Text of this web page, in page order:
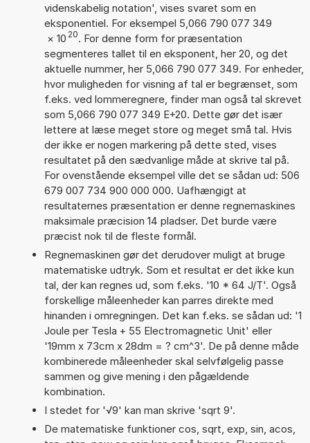
videnskabelig notation', vises svaret som en
eksponentiel. For eksempel 5,066 790 077 349
× 10 20. For denne form for præsentation
segmenteres tallet til en eksponent, her 20, og det
aktuelle nummer, her 5,066 790 077 349. For enheder,
hvor muligheden for visning af tal er begrænset, som
f.eks. ved lommeregnere, finder man også tal skrevet
som 5,066 790 077 349 E+20. Dette gør det især
lettere at læse meget store og meget små tal. Hvis
der ikke er nogen markering på dette sted, vises
resultatet på den sædvanlige måde at skrive tal på.
For ovenstående eksempel ville det se sådan ud: 506
679 007 734 900 000 000. Uafhængigt at
resultaternes præsentation er denne regnemaskines
maksimale præcision 14 pladser. Det burde være
præcist nok til de fleste formål.
Regnemaskinen gør det derudover muligt at bruge
matematiske udtryk. Som et resultat er det ikke kun
tal, der kan regnes ud, som f.eks. '10 * 64 J/T'. Også
forskellige måleenheder kan parres direkte med
hinanden i omregningen. Det kan f.eks. se sådan ud: '1
Joule per Tesla + 55 Electromagnetic Unit' eller
'19mm x 73cm x 28dm = ? cm^3'. De på denne måde
kombinerede måleenheder skal selvfølgelig passe
sammen og give mening i den pågældende
kombination.
I stedet for '√9' kan man skrive 'sqrt 9'.
De matematiske funktioner cos, sqrt, exp, sin, acos,